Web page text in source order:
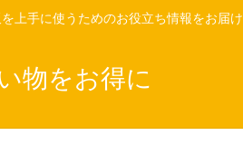
上手に使うためのお役立ち情報をお届け
物をお得に